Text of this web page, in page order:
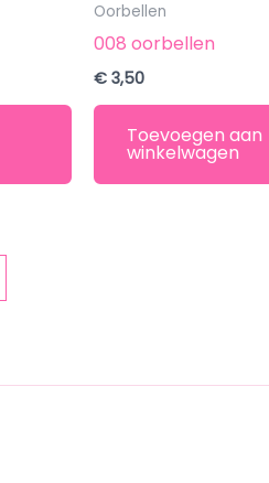
Oorbellen
008 oorbellen
€ 3,50
Toevoegen aan
winkelwagen